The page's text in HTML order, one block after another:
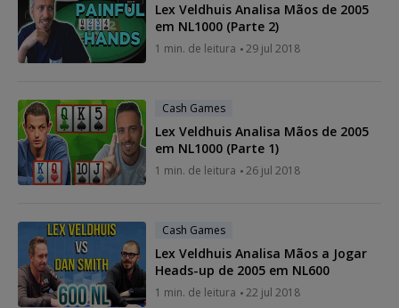
Lex Veldhuis Analisa Mãos de 2005
em NL1000 (Parte 2)
1 min. de leitura 29 jul 2018
Cash Games
Lex Veldhuis Analisa Mãos de 2005
em NL1000 (Parte 1)
1 min. de leitura 26 jul 2018
Cash Games
Lex Veldhuis Analisa Mãos a Jogar
Heads-up de 2005 em NL600
1 min. de leitura 22 jul 2018